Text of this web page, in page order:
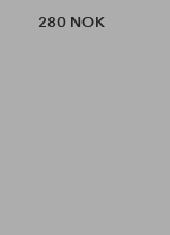
280 NOK